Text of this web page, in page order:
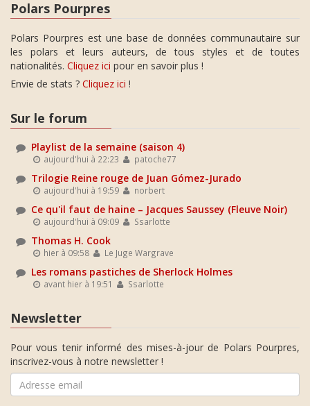
Polars Pourpres
Polars Pourpres est une base de données communautaire sur
les polars et leurs auteurs, de tous styles et de toutes
nationalités. Cliquez ici pour en savoir plus !
Envie de stats ? Cliquez ici !
Sur le forum
Playlist de la semaine (saison 4)
aujourd'hui à 22:23 patoche77
Trilogie Reine rouge de Juan Gómez-Jurado
aujourd'hui à 19:59 norbert
Ce qu'il faut de haine – Jacques Saussey (Fleuve Noir)
aujourd'hui à 09:09 Ssarlotte
Thomas H. Cook
hier à 09:58 Le Juge Wargrave
Les romans pastiches de Sherlock Holmes
avant hier à 19:51 Ssarlotte
Newsletter
Pour vous tenir informé des mises-à-jour de Polars Pourpres,
inscrivez-vous à notre newsletter !